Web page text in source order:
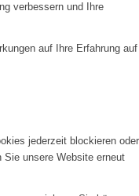
verbessern und Ihre
auf Ihre Erfahrung auf
jederzeit blockieren oder
unsere Website erneut